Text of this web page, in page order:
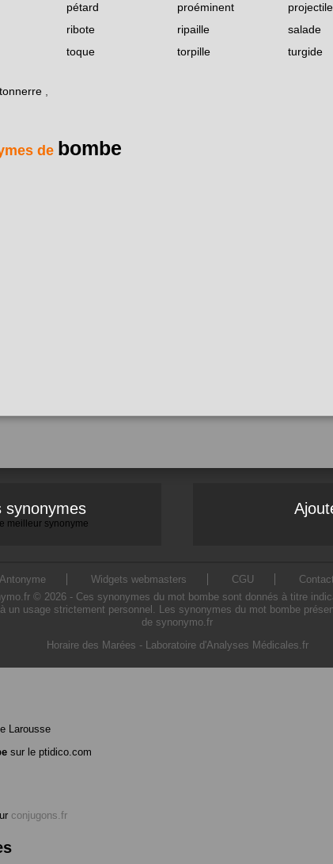
pétard proéminent projectile
ribote ripaille salade
toque torpille turgide
de bombe
synonymes
meilleur synonyme
Antonyme Widgets webmasters CGU Contact
© 2026 - Ces synonymes du mot bombe sont donnés à titre
un usage strictement personnel. Les synonymes du mot bombe
de synonymo.fr
Horaire des Marées - Laboratoire d'Analyses Médicales.fr
Larousse
sur le ptidico.com
conjugons.fr